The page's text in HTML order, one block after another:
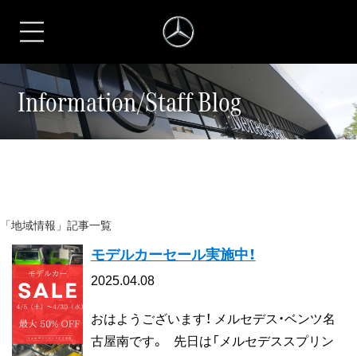
Information/Staff Blog
「地域情報」記事一覧
モデルカーセール実施中！
2025.04.08
おはようございます！ メルセデス・ベンツ名
古屋南です。 先日は「メルセデススプリン